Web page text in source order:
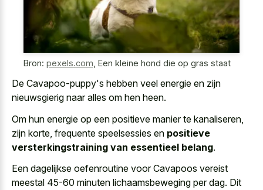
Bron: pexels.com Een kleine hond die op gras staat
De Cavapoo-puppy's hebben veel energie en zijn
nieuwsgierig naar alles om hen heen.
Om hun energie op een positieve manier te kanaliseren,
zijn korte, frequente speelsessies en positieve
versterkingstraining van essentieel belang.
Een dagelijkse oefenroutine voor Cavapoos vereist
meestal 45-60 minuten lichaamsbeweging per dag. Dit